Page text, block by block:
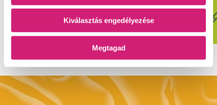
Kiválasztás engedélyezése
Megtagad